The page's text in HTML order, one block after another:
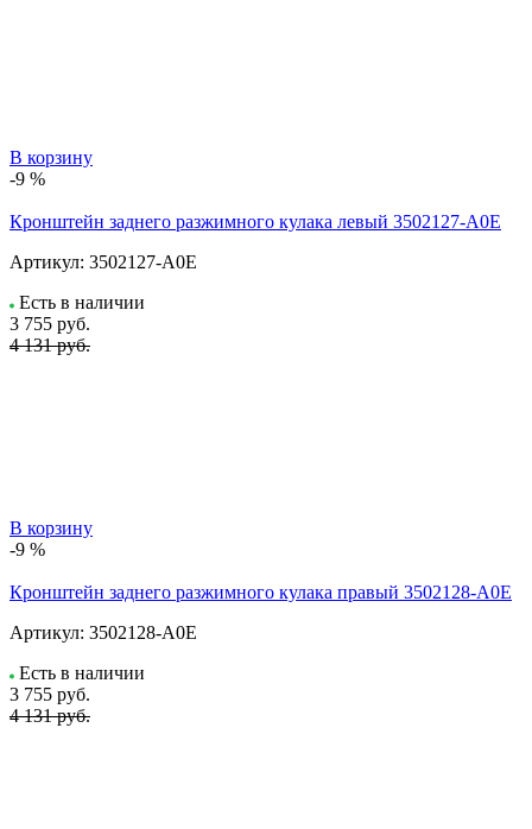
В корзину
-9 %
Кронштейн заднего разжимного кулака левый 3502127-A0E
Артикул: 3502127-A0E
Есть в наличии
3 755 руб.
4 131 руб.
В корзину
-9 %
Кронштейн заднего разжимного кулака правый 3502128-A0E
Артикул: 3502128-A0E
Есть в наличии
3 755 руб.
4 131 руб.